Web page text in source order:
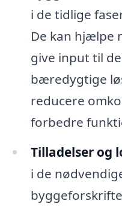
i de tidlige
De kan hjælpe
give input til
bæredygtige
reducere
forbedre
Tilladelser og
i de